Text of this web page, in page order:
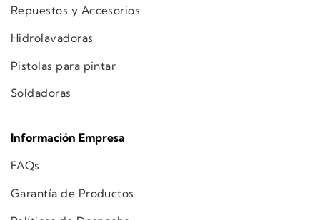
Repuestos y Accesorios
Hidrolavadoras
Pistolas para pintar
Soldadoras
Información Empresa
FAQs
Garantía de Productos